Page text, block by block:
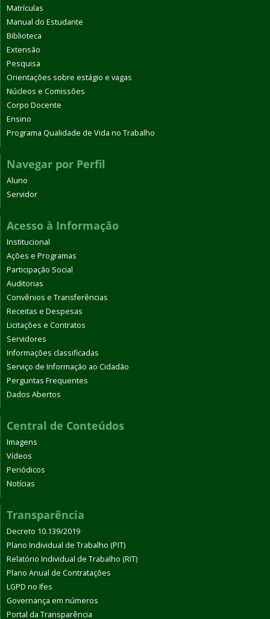
Matrículas
Manual do Estudante
Biblioteca
Extensão
Pesquisa
Orientações sobre estágio e vagas
Núcleos e Comissões
Corpo Docente
Ensino
Programa Qualidade de Vida no Trabalho
Navegar por Perfil
Aluno
Servidor
Acesso à Informação
Institucional
Ações e Programas
Participação Social
Auditorias
Convênios e Transferências
Receitas e Despesas
Licitações e Contratos
Servidores
Informações classificadas
Serviço de Informação ao Cidadão
Perguntas Frequentes
Dados Abertos
Central de Conteúdos
Imagens
Vídeos
Periódicos
Notícias
Transparência
Decreto 10.139/2019
Plano Individual de Trabalho (PIT)
Relatório Individual de Trabalho (RIT)
Plano Anual de Contratações
LGPD no Ifes
Governança em números
Portal da Transparência